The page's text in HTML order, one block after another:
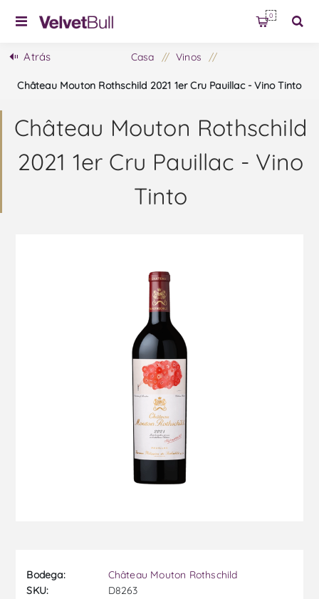
0
Atrás Casa / Vinos /
Château Mouton Rothschild 2021 1er Cru Pauillac - Vino Tinto
Château Mouton Rothschild
2021 1er Cru Pauillac - Vino
Tinto
Bodega:
Château Mouton Rothschild
SKU:
D8263